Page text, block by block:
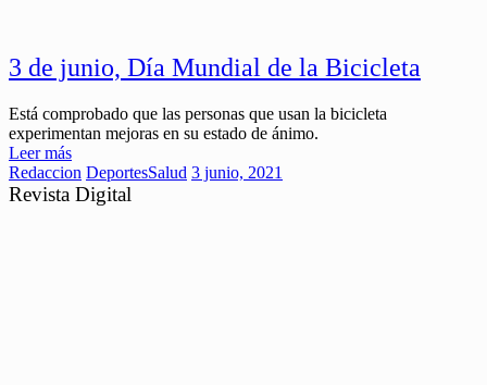
3 de junio, Día Mundial de la Bicicleta
Está comprobado que las personas que usan la bicicleta
experimentan mejoras en su estado de ánimo.
Leer más
Redaccion DeportesSalud 3 junio, 2021
Revista Digital